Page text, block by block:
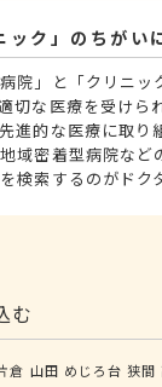
ック」のちがい
院」と「クリニ
切な医療を受け
進的な医療に取
域密着型病院など
検索するのがドク
む
倉 山田 めじろ台 狭間